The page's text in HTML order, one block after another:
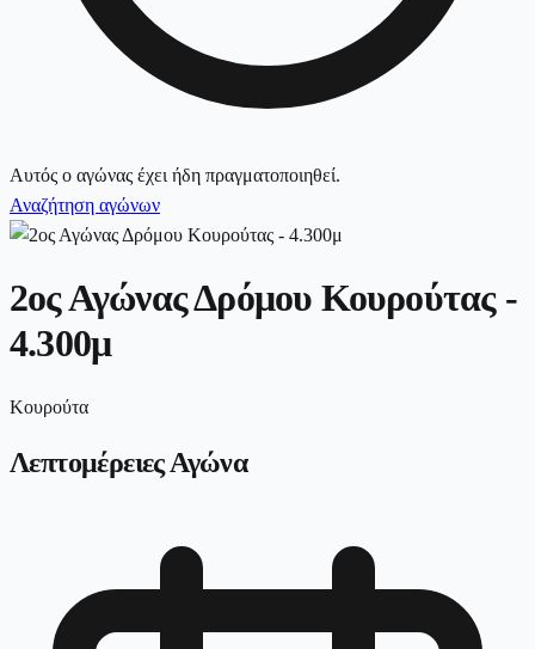
Αυτός ο αγώνας έχει ήδη πραγματοποιηθεί.
Αναζήτηση αγώνων
2ος Αγώνας Δρόμου Κουρούτας -
4.300μ
Κουρούτα
Λεπτομέρειες Αγώνα